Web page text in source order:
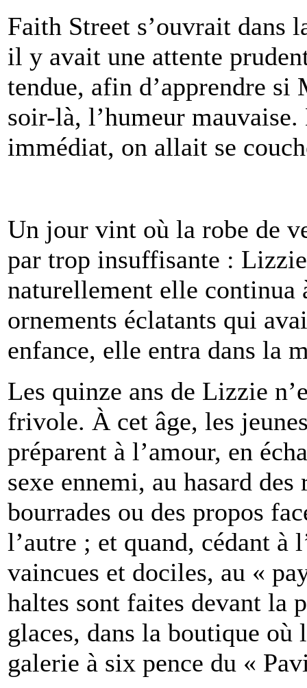
Faith Street s’ouvrait dans
il y avait une attente
tendue, afin d’apprendre si
soir-là, l’humeur
immédiat, on allait se
Un jour vint où la robe de
par trop insuffisante :
naturellement elle continua
ornements éclatants qui
enfance, elle entra dans la
Les quinze ans de Lizzie
frivole. À cet âge, les
préparent à l’amour, en
sexe ennemi, au hasard
bourrades ou des propos
l’autre ; et quand, cédant à
vaincues et dociles, au «
haltes sont faites devant la
glaces, dans la boutique où
galerie à six pence du «